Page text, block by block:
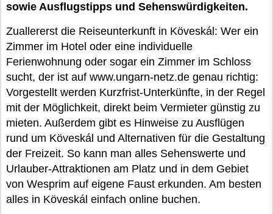
sowie Ausflugstipps und Sehenswürdigkeiten.
Zuallererst die Reiseunterkunft in Köveskál: Wer ein
Zimmer im Hotel oder eine individuelle
Ferienwohnung oder sogar ein Zimmer im Schloss
sucht, der ist auf www.ungarn-netz.de genau richtig:
Vorgestellt werden Kurzfrist-Unterkünfte, in der Regel
mit der Möglichkeit, direkt beim Vermieter günstig zu
mieten. Außerdem gibt es Hinweise zu Ausflügen
rund um Köveskál und Alternativen für die Gestaltung
der Freizeit. So kann man alles Sehenswerte und
Urlauber-Attraktionen am Platz und in dem Gebiet
von Wesprim auf eigene Faust erkunden. Am besten
alles in Köveskál einfach online buchen.